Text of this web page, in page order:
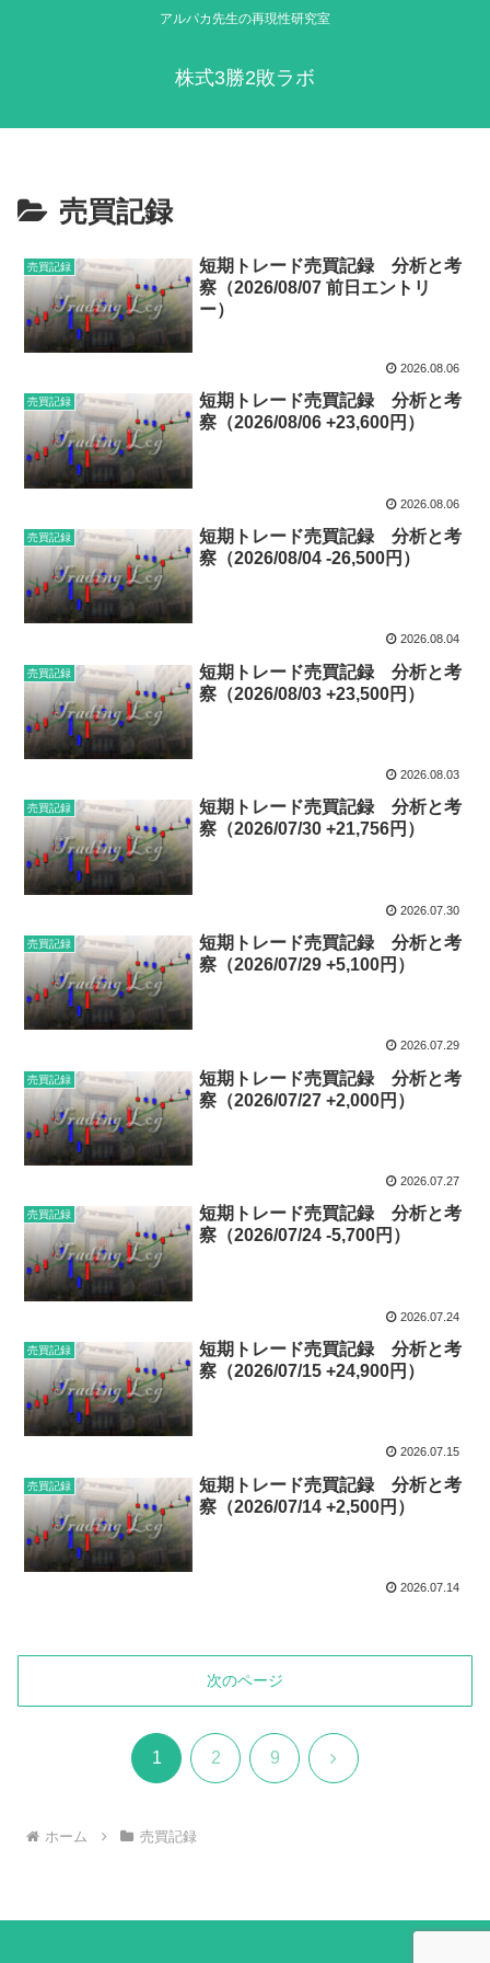
アルパカ先生の再現性研究室
株式3勝2敗ラボ
売買記録
売買記録
短期トレード売買記録 分析と考
察（2026/08/07 前日エントリ
ー）
2026.08.06
売買記録
短期トレード売買記録 分析と考
察（2026/08/06 +23,600円）
2026.08.06
売買記録
短期トレード売買記録 分析と考
察（2026/08/04 -26,500円）
2026.08.04
売買記録
短期トレード売買記録 分析と考
察（2026/08/03 +23,500円）
2026.08.03
売買記録
短期トレード売買記録 分析と考
察（2026/07/30 +21,756円）
2026.07.30
売買記録
短期トレード売買記録 分析と考
察（2026/07/29 +5,100円）
2026.07.29
売買記録
短期トレード売買記録 分析と考
察（2026/07/27 +2,000円）
2026.07.27
売買記録
短期トレード売買記録 分析と考
察（2026/07/24 -5,700円）
2026.07.24
売買記録
短期トレード売買記録 分析と考
察（2026/07/15 +24,900円）
2026.07.15
売買記録
短期トレード売買記録 分析と考
察（2026/07/14 +2,500円）
2026.07.14
次のページ
1 2 9 次
ホーム 売買記録